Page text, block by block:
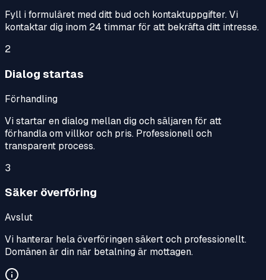
Fyll i formuläret med ditt bud och kontaktuppgifter. Vi
kontaktar dig inom 24 timmar för att bekräfta ditt intresse.
2
Dialog startas
Förhandling
Vi startar en dialog mellan dig och säljaren för att
förhandla om villkor och pris. Professionell och
transparent process.
3
Säker överföring
Avslut
Vi hanterar hela överföringen säkert och professionellt.
Domänen är din när betalning är mottagen.